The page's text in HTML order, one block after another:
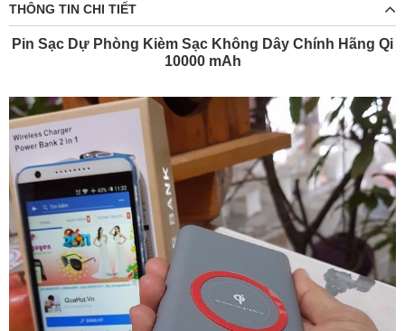
THÔNG TIN CHI TIẾT
Pin Sạc Dự Phòng Kièm Sạc Không Dây Chính Hãng Qi
10000 mAh